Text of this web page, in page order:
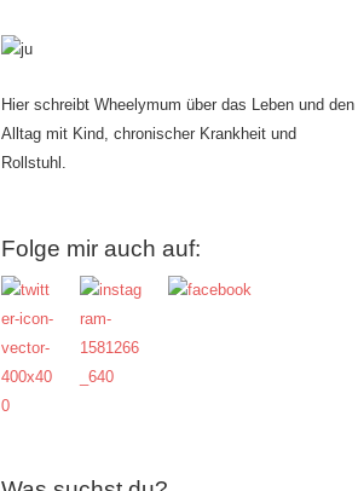
Hier schreibt Wheelymum über das Leben und den
Alltag mit Kind, chronischer Krankheit und
Rollstuhl.
Folge mir auch auf: